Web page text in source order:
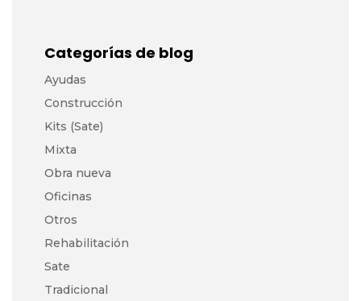
Categorías de blog
Ayudas
Construcción
Kits (Sate)
Mixta
Obra nueva
Oficinas
Otros
Rehabilitación
Sate
Tradicional